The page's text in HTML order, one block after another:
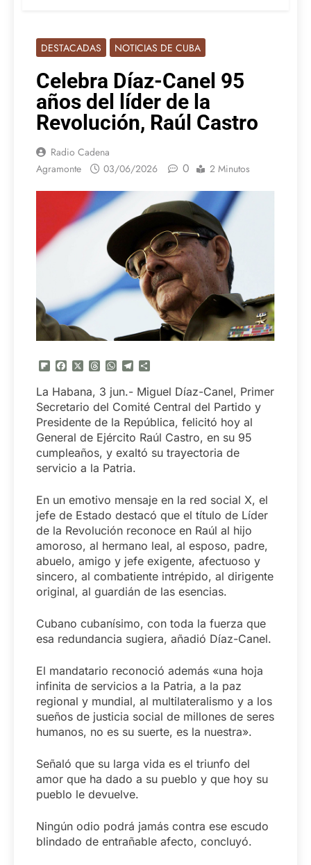
DESTACADAS NOTICIAS DE CUBA
Celebra Díaz-Canel 95
años del líder de la
Revolución, Raúl Castro
Radio Cadena
Agramonte
03/06/2026 0 2 Minutos
Flipboard
Facebook
X Threads
WhatsApp
Telegram
La Habana, 3 jun.- Miguel Díaz-Canel, Primer
Secretario del Comité Central del Partido y
Presidente de la República, felicitó hoy al
General de Ejército Raúl Castro, en su 95
cumpleaños, y exaltó su trayectoria de
servicio a la Patria.
En un emotivo mensaje en la red social X, el
jefe de Estado destacó que el título de Líder
de la Revolución reconoce en Raúl al hijo
amoroso, al hermano leal, al esposo, padre,
abuelo, amigo y jefe exigente, afectuoso y
sincero, al combatiente intrépido, al dirigente
original, al guardián de las esencias.
Cubano cubanísimo, con toda la fuerza que
esa redundancia sugiera, añadió Díaz-Canel.
El mandatario reconoció además «una hoja
infinita de servicios a la Patria, a la paz
regional y mundial, al multilateralismo y a los
sueños de justicia social de millones de seres
humanos, no es su suerte, es la nuestra».
Señaló que su larga vida es el triunfo del
amor que ha dado a su pueblo y que hoy su
pueblo le devuelve.
Ningún odio podrá jamás contra ese escudo
blindado de entrañable afecto, concluyó.